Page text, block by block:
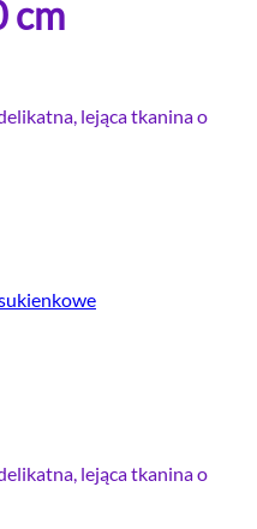
cm
lejąca tkanina o
lejąca tkanina o